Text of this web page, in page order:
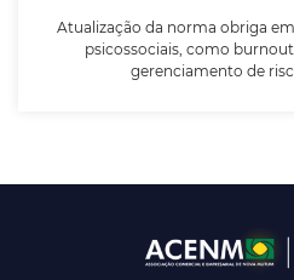
Atualização da norma obriga
psicossociais, como
gerenciamento de